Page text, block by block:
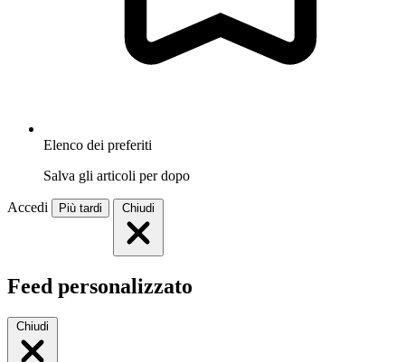
Elenco dei preferiti
Salva gli articoli per dopo
Accedi Più tardi Chiudi
Feed personalizzato
Chiudi